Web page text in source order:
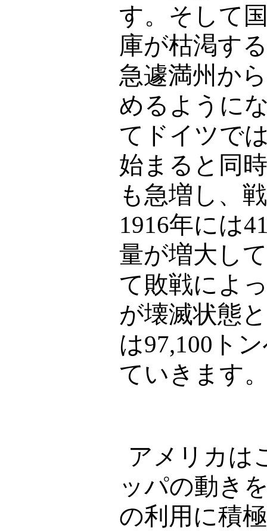
す。そして
庫が枯渇す
急遽満州か
めるように
てドイツで
始まると同
も急増し、
1916年には
量が増大し
て敗戦によ
が壊滅状態
は97,100 ト
ていきます
アメリカは
ッパの動き
の利用に積